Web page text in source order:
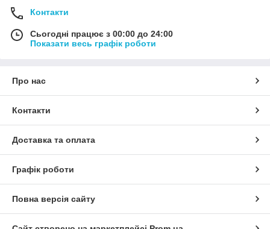
Контакти
Сьогодні працює з 00:00 до 24:00
Показати весь графік роботи
Про нас
Контакти
Доставка та оплата
Графік роботи
Повна версія сайту